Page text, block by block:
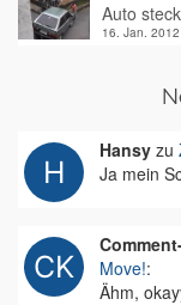
Auto
16. Jan. 2012
Hansy zu
Ja mein
Move!:
Ähm,